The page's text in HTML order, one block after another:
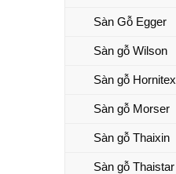
Sàn Gỗ Egger
Sàn gỗ Wilson
Sàn gỗ Hornitex
Sàn gỗ Morser
Sàn gỗ Thaixin
Sàn gỗ Thaistar